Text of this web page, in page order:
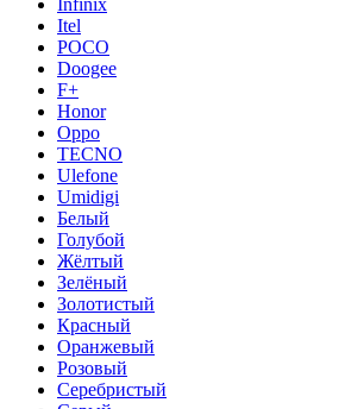
Itel
POCO
Doogee
F+
Honor
Oppo
TECNO
Ulefone
Umidigi
Белый
Голубой
Жёлтый
Зелёный
Золотистый
Красный
Оранжевый
Розовый
Серебристый